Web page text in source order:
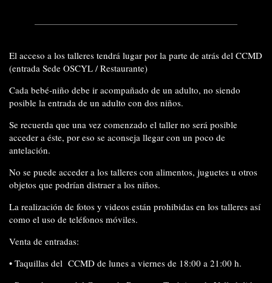
El acceso a los talleres tendrá lugar por la parte de atrás del CCMD
(entrada Sede OSCYL / Restaurante)
Cada bebé-niño debe ir acompañado de un adulto, no siendo
posible la entrada de un adulto con dos niños.
Se recuerda que una vez comenzado el taller no será posible
acceder a éste, por eso se aconseja llegar con un poco de
antelación.
No se puede acceder a los talleres con alimentos, juguetes u otros
objetos que podrían distraer a los niños.
La realización de fotos y videos están prohibidas en los talleres así
como el uso de teléfonos móviles.
Venta de entradas:
• Taquillas del CCMD de lunes a viernes de 18:00 a 21:00 h.